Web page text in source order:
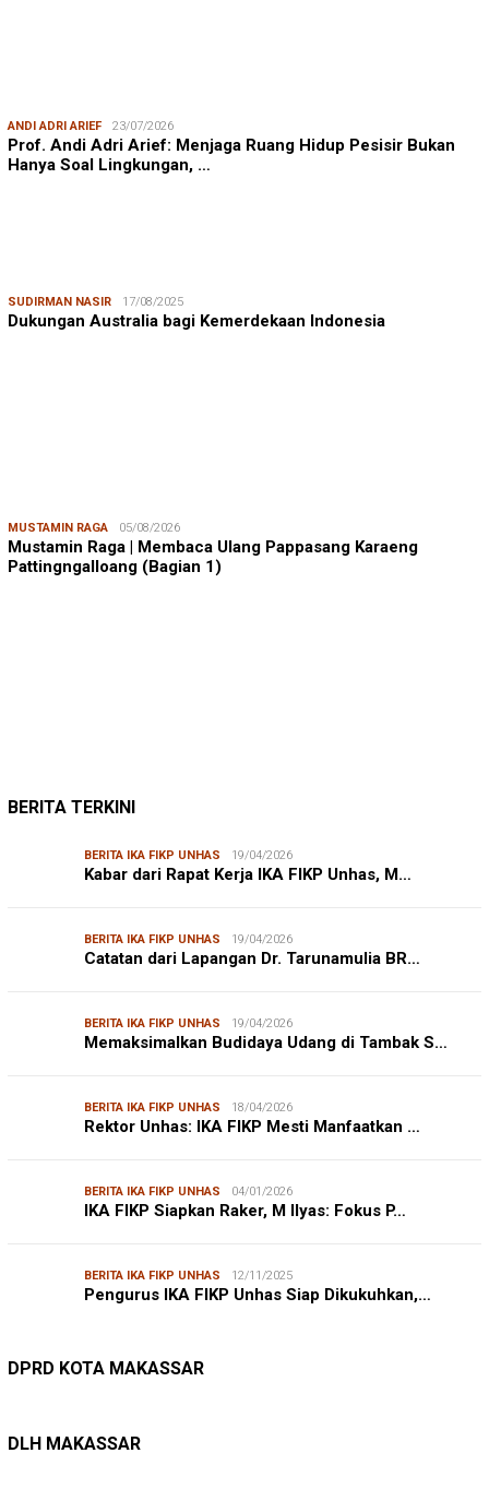
ANDI ADRI ARIEF 23/07/2026
Prof. Andi Adri Arief: Menjaga Ruang Hidup Pesisir Bukan
Hanya Soal Lingkungan, …
SUDIRMAN NASIR 17/08/2025
Dukungan Australia bagi Kemerdekaan Indonesia
MUSTAMIN RAGA 05/08/2026
Mustamin Raga | Membaca Ulang Pappasang Karaeng
Pattingngalloang (Bagian 1)
BERITA TERKINI
BERITA IKA FIKP UNHAS 19/04/2026
Kabar dari Rapat Kerja IKA FIKP Unhas, M…
BERITA IKA FIKP UNHAS 19/04/2026
Catatan dari Lapangan Dr. Tarunamulia BR…
BERITA IKA FIKP UNHAS 19/04/2026
Memaksimalkan Budidaya Udang di Tambak S…
BERITA IKA FIKP UNHAS 18/04/2026
Rektor Unhas: IKA FIKP Mesti Manfaatkan …
BERITA IKA FIKP UNHAS 04/01/2026
IKA FIKP Siapkan Raker, M Ilyas: Fokus P…
BERITA IKA FIKP UNHAS 12/11/2025
Pengurus IKA FIKP Unhas Siap Dikukuhkan,…
DPRD KOTA MAKASSAR
Kepuasan Publik Tinggi, Andi Makmur Nila…
DLH MAKASSAR
Belanja Pemerintah Bisa Menyelamatkan Hu…